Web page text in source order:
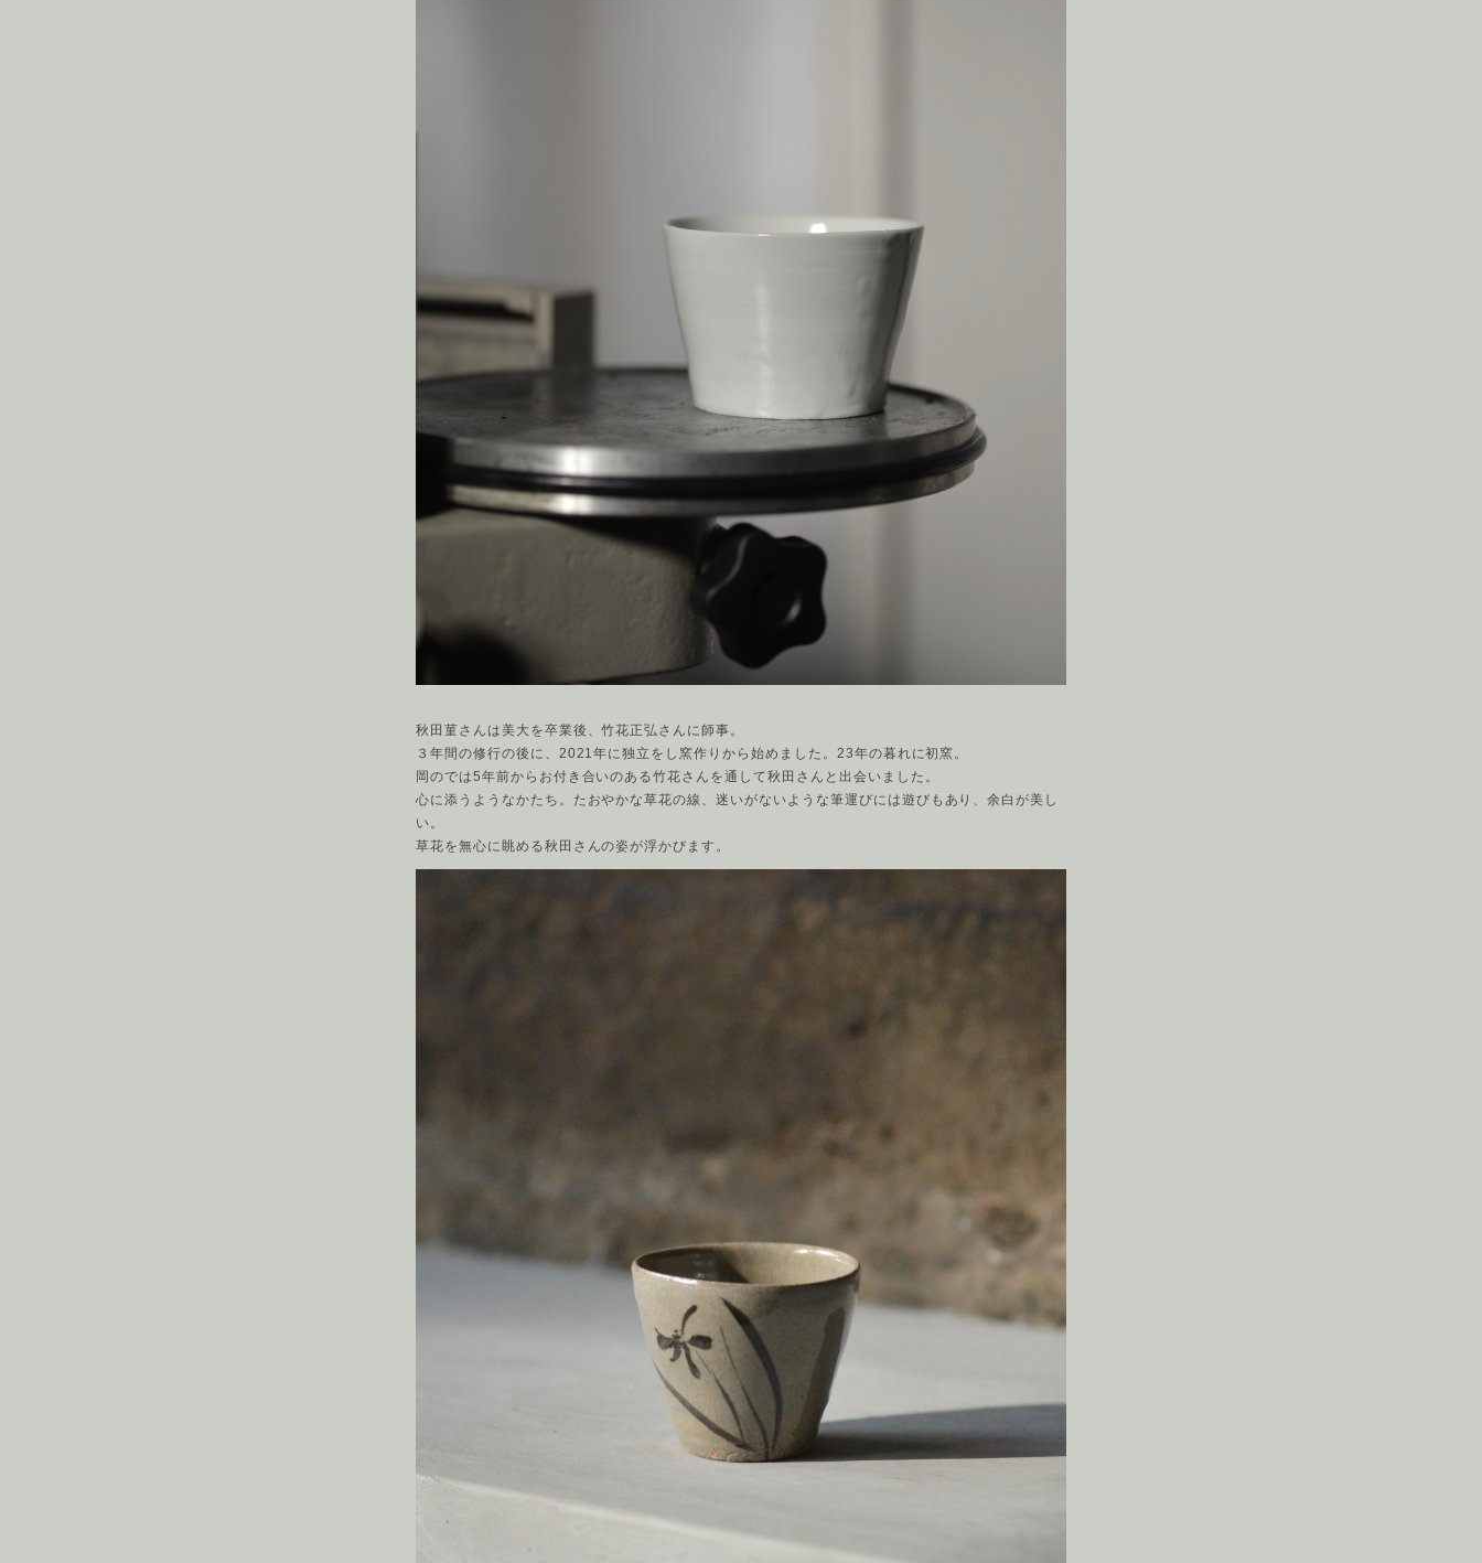
秋田菫さんは美大を卒業後、竹花正弘さんに師事。
３年間の修行の後に、2021年に独立をし窯作りから始めました。23年の暮れに初窯。
岡のでは5年前からお付き合いのある竹花さんを通して秋田さんと出会いました。
心に添うようなかたち。たおやかな草花の線、迷いがないような筆運びには遊びもあり、余白が美し
い。
草花を無心に眺める秋田さんの姿が浮かびます。